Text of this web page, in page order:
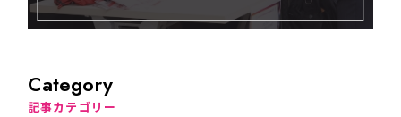
Category
記事カテゴリー